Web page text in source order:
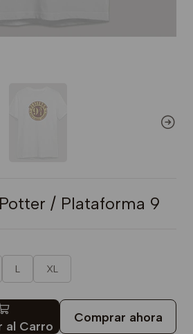
/ Plataforma 9
L XL
al Carro
Comprar ahora